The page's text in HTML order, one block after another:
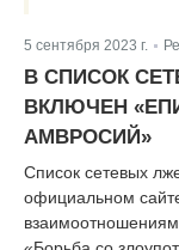
5 сентября 2023 г.
В СПИСОК
ВКЛЮЧЕН
АМВРОСИЙ»
Список сетевых
официальном